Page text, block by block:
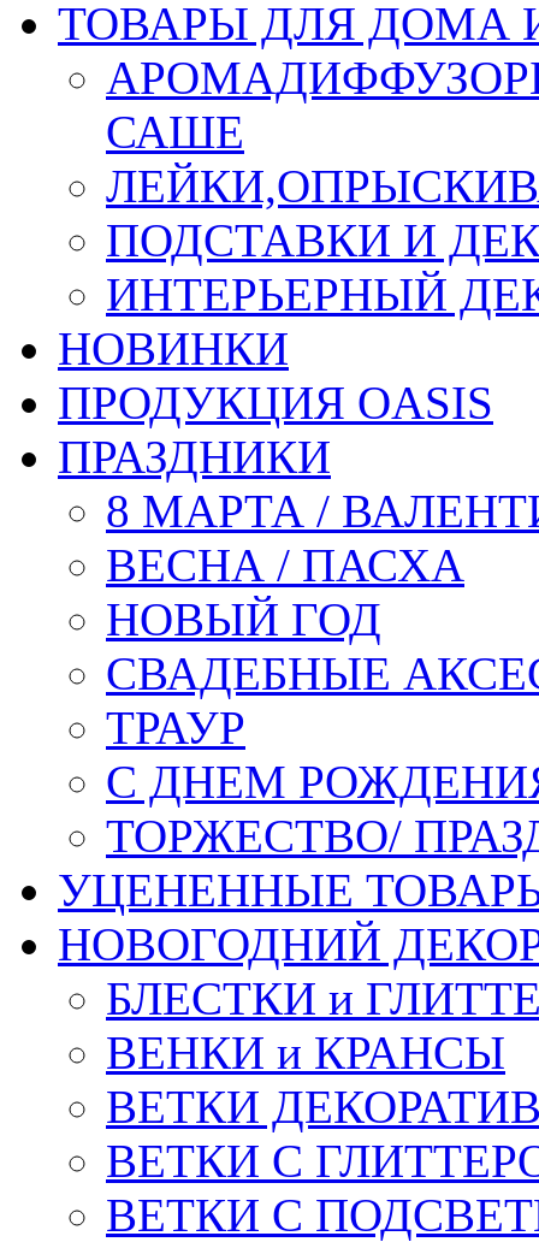
ТОВАРЫ ДЛЯ ДОМА
САШЕ
ПОДСТАВКИ И
ИНТЕРЬЕРНЫЙ
НОВИНКИ
ПРОДУКЦИЯ OASIS
ПРАЗДНИКИ
8 МАРТА /
ВЕСНА / ПАСХА
НОВЫЙ ГОД
СВАДЕБНЫЕ
ТРАУР
С ДНЕМ
ТОРЖЕСТВО/
УЦЕНЕННЫЕ
НОВОГОДНИЙ
БЛЕСТКИ и
ВЕНКИ и КРАНСЫ
ВЕТКИ
ВЕТКИ С
ВЕТКИ С